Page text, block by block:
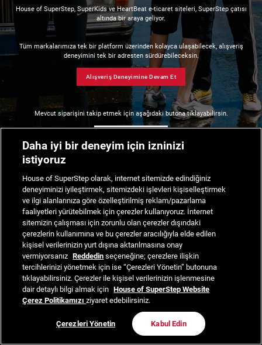
House of SuperStep, SuperKids ve HeartBeat e-ticaret siteleri, SuperStep çatısı
altında bir araya geliyor.
Tüm markalarımıza tek bir platform üzerinden kolayca ulaşabilecek, alışveriş
deneyimini tek bir adresten sürdürebileceksin.
Alışveriş Deneyimine Devam Et
Mevcut siparişini takip etmek için aşağıdaki butona tıklayabilirsin.
Daha iyi bir deneyim için izninizi
istiyoruz
House of SuperStep olarak, internet sitemizde edindiğiniz
deneyiminizi iyileştirmek, sitemizdeki işlevleri kişiselleştirmek
ve ilgi alanlarınıza göre özelleştirilmiş reklam/pazarlama
faaliyetleri yürütebilmek için çerezler kullanıyoruz. İnternet
sitemizin çalışması için zorunlu olan çerezler dışındaki
çerezlerin kullanımına ve bu çerezler aracılığıyla elde edilen
kişisel verilerinizin yurt dışına aktarılmasına onay
vermiyorsanız Reddedin seçeneğine; çerezlere ilişkin
tercihlerinizi yönetmek için ise “Çerezleri Yönetin” butonuna
tıklayabilirsiniz. Çerezler ile kişisel verilerinizin işlenmesine
dair detaylı bilgi almak için House of SuperStep Website
Çerez Politikamızıziyaret edebilirsiniz.
Çerezleri Yönetin Kabul Edin